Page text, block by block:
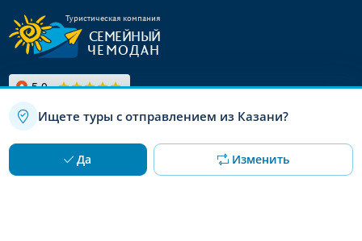
Ищете туры с отправлением из Казани?
Да Изменить
Туристическая компания
СЕМЕЙНЫЙ
ЧЕМОДАН
Канал в Max
Используя данный сайт, вы даете согласие на использование
файлов cookie